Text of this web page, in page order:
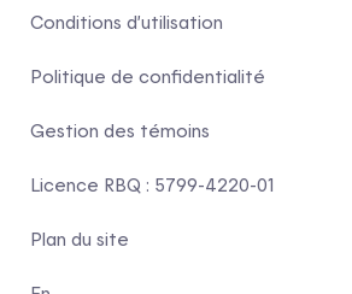
Conditions d’utilisation
Politique de confidentialité
Gestion des témoins
Licence RBQ : 5799-4220-01
Plan du site